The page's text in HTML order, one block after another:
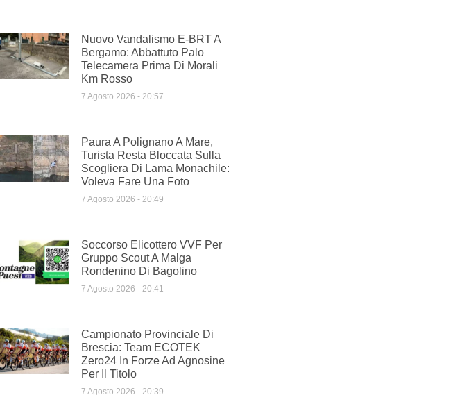
Nuovo Vandalismo E-BRT A
Bergamo: Abbattuto Palo
Telecamera Prima Di Morali
Km Rosso
7 Agosto 2026 20:57
Paura A Polignano A Mare,
Turista Resta Bloccata Sulla
Scogliera Di Lama Monachile:
Voleva Fare Una Foto
7 Agosto 2026 20:49
Soccorso Elicottero VVF Per
Gruppo Scout A Malga
Rondenino Di Bagolino
7 Agosto 2026 20:41
Campionato Provinciale Di
Brescia: Team ECOTEK
Zero24 In Forze Ad Agnosine
Per Il Titolo
7 Agosto 2026 20:39